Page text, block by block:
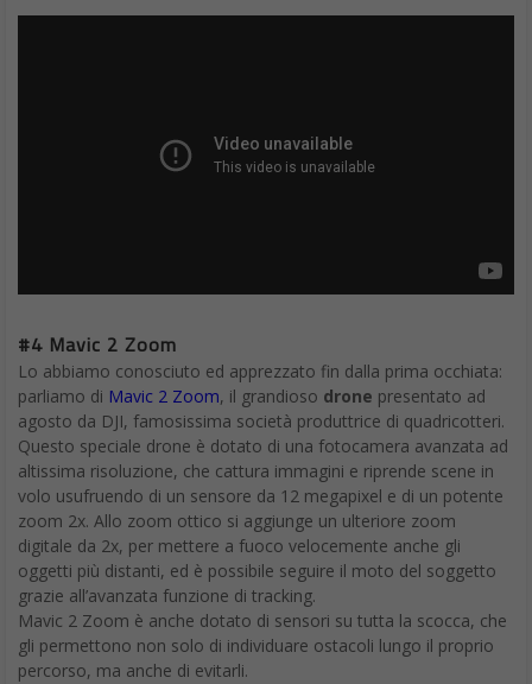
#4 Mavic 2 Zoom
Lo abbiamo conosciuto ed apprezzato fin dalla prima occhiata:
parliamo di Mavic 2 Zoom, il grandioso drone presentato ad
agosto da DJI, famosissima società produttrice di quadricotteri.
Questo speciale drone è dotato di una fotocamera avanzata ad
altissima risoluzione, che cattura immagini e riprende scene in
volo usufruendo di un sensore da 12 megapixel e di un potente
zoom 2x. Allo zoom ottico si aggiunge un ulteriore zoom
digitale da 2x, per mettere a fuoco velocemente anche gli
oggetti più distanti, ed è possibile seguire il moto del soggetto
grazie all’avanzata funzione di tracking.
Mavic 2 Zoom è anche dotato di sensori su tutta la scocca, che
gli permettono non solo di individuare ostacoli lungo il proprio
percorso, ma anche di evitarli.